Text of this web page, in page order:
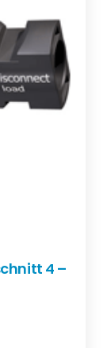
4 –